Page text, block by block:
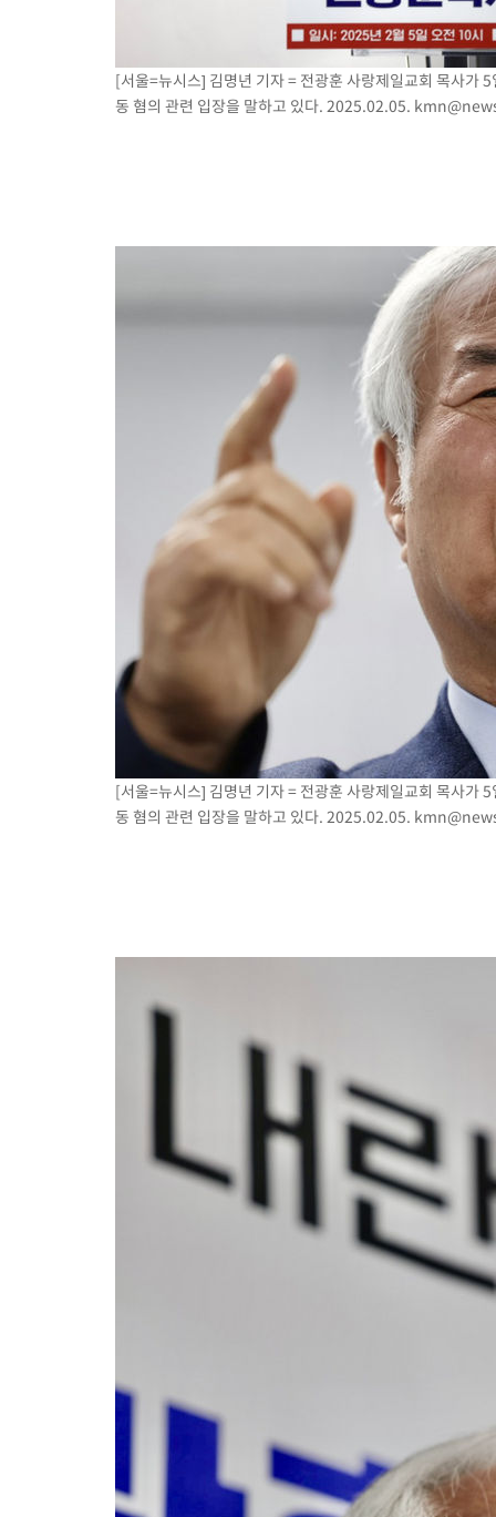
[서울=뉴시스] 김명년 기자 = 전광훈 사랑제일교회 목사가
동 혐의 관련 입장을 말하고 있다. 2025.02.05.
[서울=뉴시스] 김명년 기자 = 전광훈 사랑제일교회 목사가
동 혐의 관련 입장을 말하고 있다. 2025.02.05.